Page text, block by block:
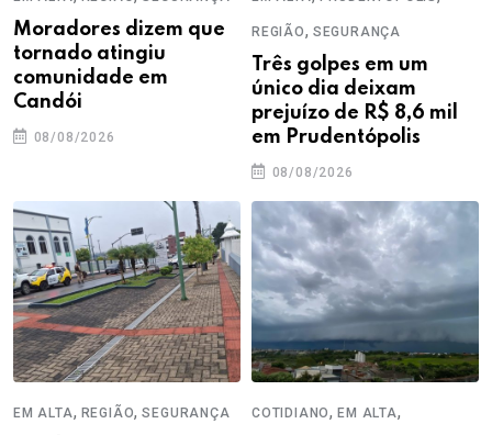
Moradores dizem que
tornado atingiu
comunidade em
Candói
08/08/2026
REGIÃO, SEGURANÇA
Três golpes em um
único dia deixam
prejuízo de R$ 8,6 mil
em Prudentópolis
08/08/2026
EM ALTA, REGIÃO,SEGURANÇA COTIDIANO,EM ALTA,